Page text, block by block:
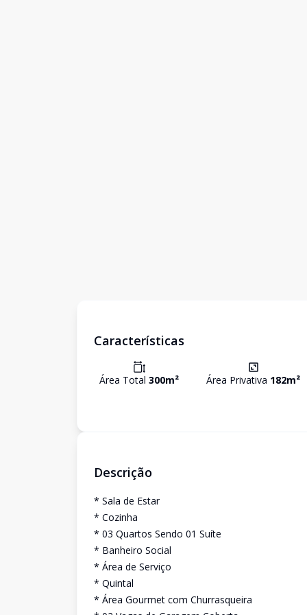
Características
Área Total 300m² Área Privativa 182m²
Descrição
* Sala de Estar
* Cozinha
* 03 Quartos Sendo 01 Suíte
* Banheiro Social
* Área de Serviço
* Quintal
* Área Gourmet com Churrasqueira